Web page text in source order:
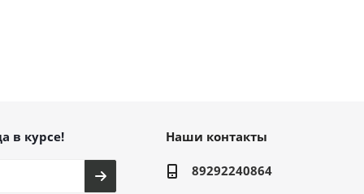
в курсе! Наши контакты
89292240864